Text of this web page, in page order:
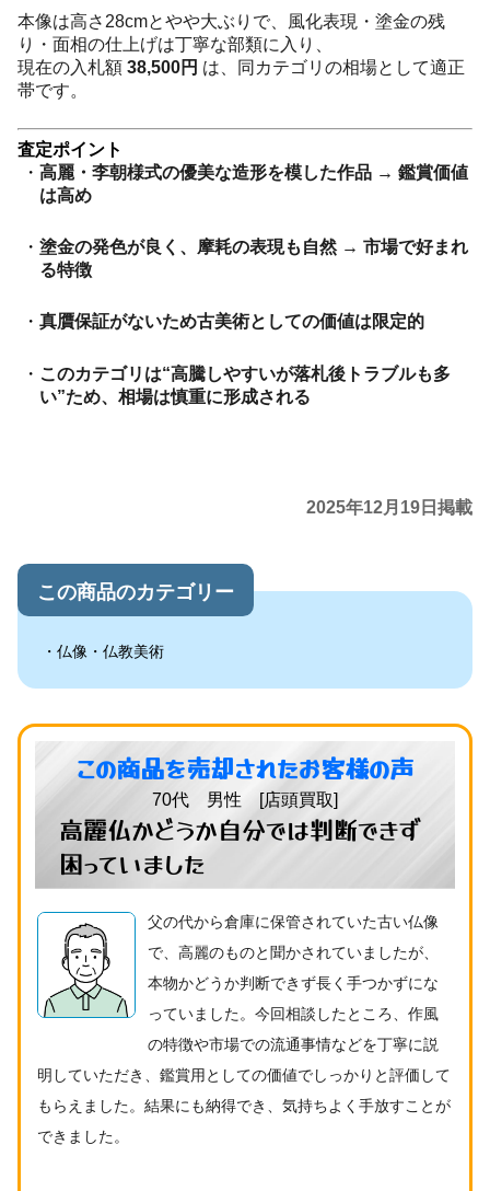
本像は高さ28cmとやや大ぶりで、風化表現・塗金の残
り・面相の仕上げは丁寧な部類に入り、
現在の入札額 38,500円 は、同カテゴリの相場として適正
帯です。
査定ポイント
高麗・李朝様式の優美な造形を模した作品 → 鑑賞価値
は高め
塗金の発色が良く、摩耗の表現も自然 → 市場で好まれ
る特徴
真贋保証がないため古美術としての価値は限定的
このカテゴリは“高騰しやすいが落札後トラブルも多
い”ため、相場は慎重に形成される
2025年12月19日掲載
この商品のカテゴリー
仏像・仏教美術
この商品を売却されたお客様の声
70代 男性 [店頭買取]
高麗仏かどうか自分では判断できず
困っていました
父の代から倉庫に保管されていた古い仏像
で、高麗のものと聞かされていましたが、
本物かどうか判断できず長く手つかずにな
っていました。今回相談したところ、作風
の特徴や市場での流通事情などを丁寧に説
明していただき、鑑賞用としての価値でしっかりと評価して
もらえました。結果にも納得でき、気持ちよく手放すことが
できました。